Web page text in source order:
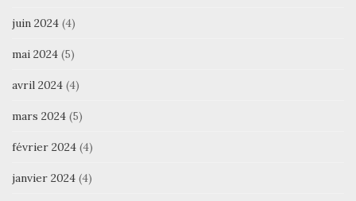
juin 2024 (4)
mai 2024 (5)
avril 2024 (4)
mars 2024 (5)
février 2024 (4)
janvier 2024 (4)